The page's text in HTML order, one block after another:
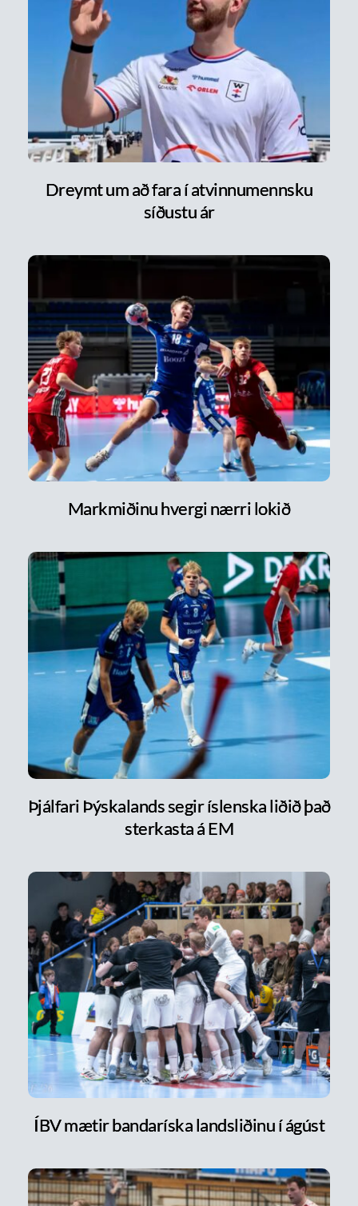
Dreymt um að fara í atvinnumennsku
síðustu ár
Markmiðinu hvergi nærri lokið
Þjálfari Þýskalands segir íslenska liðið það
sterkasta á EM
ÍBV mætir bandaríska landsliðinu í ágúst